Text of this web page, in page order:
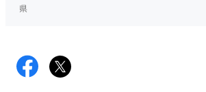
県